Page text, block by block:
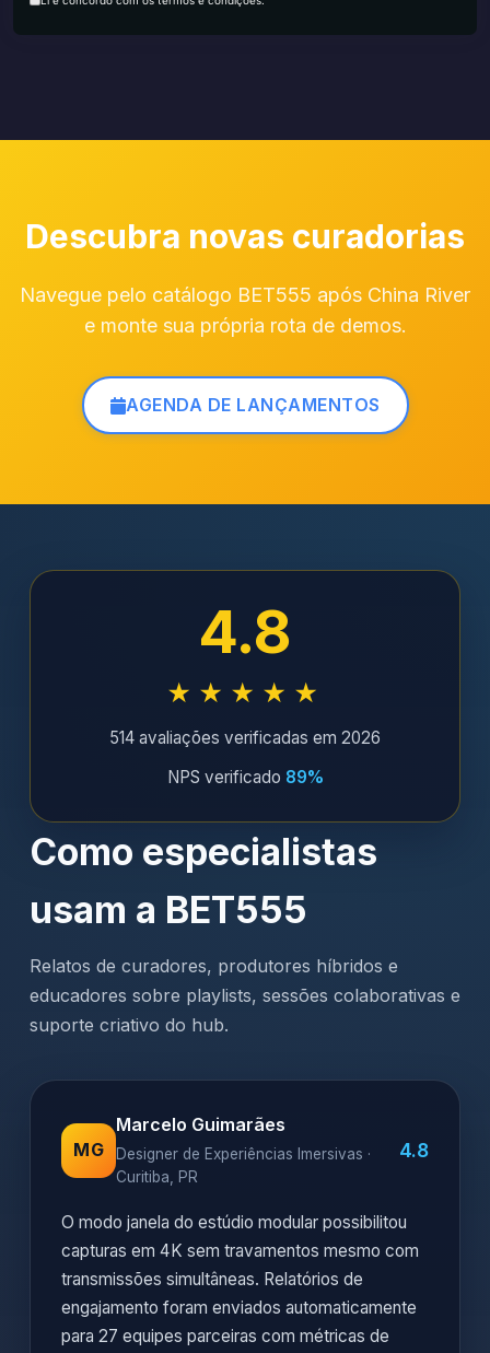
Descubra novas curadorias
Navegue pelo catálogo BET555 após China River
e monte sua própria rota de demos.
AGENDA DE LANÇAMENTOS
4.8
★★★★★
514 avaliações verificadas em 2026
NPS verificado 89%
Como especialistas
usam a BET555
Relatos de curadores, produtores híbridos e
educadores sobre playlists, sessões colaborativas e
suporte criativo do hub.
MG
Marcelo Guimarães
Designer de Experiências Imersivas ·
Curitiba, PR
4.8
O modo janela do estúdio modular possibilitou
capturas em 4K sem travamentos mesmo com
transmissões simultâneas. Relatórios de
engajamento foram enviados automaticamente
para 27 equipes parceiras com métricas de